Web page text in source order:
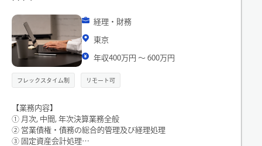
経理・財務
東京
年収400万円 〜 600万円
フレックスタイム制 リモート可
【業務内容】
① 月次, 中間, 年次決算業務全般
② 営業債権・債務の総合的管理及び経理処理
③ 固定資産会計処理